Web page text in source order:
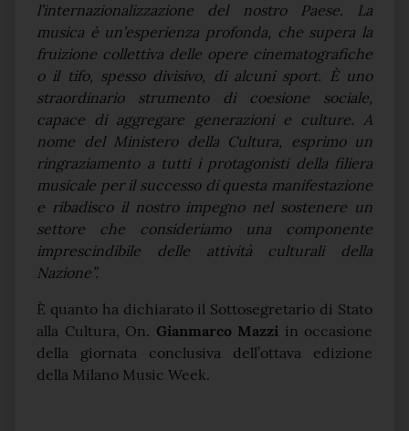
l’internazionalizzazione del nostro Paese. La
musica è un’esperienza profonda, che supera la
fruizione collettiva delle opere cinematografiche
o il tifo, spesso divisivo, di alcuni sport. È uno
straordinario strumento di coesione sociale,
capace di aggregare generazioni e culture. A
nome del Ministero della Cultura, esprimo un
ringraziamento a tutti i protagonisti della filiera
musicale per il successo di questa manifestazione
e ribadisco il nostro impegno nel sostenere un
settore che consideriamo una componente
imprescindibile delle attività culturali della
Nazione”.
È quanto ha dichiarato il Sottosegretario di Stato
alla Cultura, On. Gianmarco Mazzi in occasione
della giornata conclusiva dell’ottava edizione
della Milano Music Week.